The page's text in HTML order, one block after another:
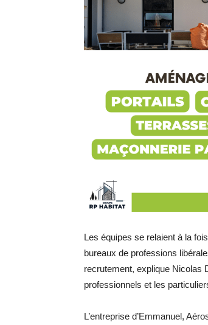
Les équipes se relaient à la
bureaux de professions
recrutement, explique Nicolas
professionnels et les
L’entreprise d’Emmanuel,